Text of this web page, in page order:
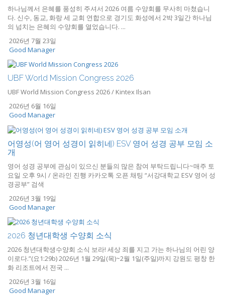
하나님께서 은혜를 풍성히 주셔서 2026 여름 수양회를 무사히 마쳤습니
다. 신수, 동교, 화랑 세 교회 연합으로 경기도 화성에서 2박 3일간 하나님
의 넘치는 은혜의 수양회를 열었습니다. ...
2026년 7월 23일
Good Manager
UBF World Mission Congress 2026
UBF World Mission Congress 2026 / Kintex Ilsan
2026년 6월 16일
Good Manager
어영성(어 영어 성경이 읽히네) ESV 영어 성경 공부 모임 소
개
영어 성경 공부에 관심이 있으신 분들의 많은 참여 부탁드립니다~매주 토
요일 오후 9시 / 온라인 진행 카카오톡 오픈 채팅 “서강대학교 ESV 영어 성
경공부” 검색
2026년 3월 19일
Good Manager
2026 청년대학생 수양회 소식
2026 청년대학생수양회 소식 보라! 세상 죄를 지고 가는 하나님의 어린 양
이로다.”(요1:29b) 2026년 1월 29일(목)~2월 1일(주일)까지 강원도 평창 한
화 리조트에서 전국 ...
2026년 3월 16일
Good Manager